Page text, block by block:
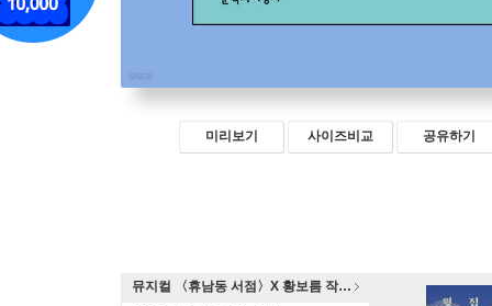
미리보기 사이즈비교 공유하기
뮤지컬 〈휴남동 서점〉X 황보름 작가 북토크